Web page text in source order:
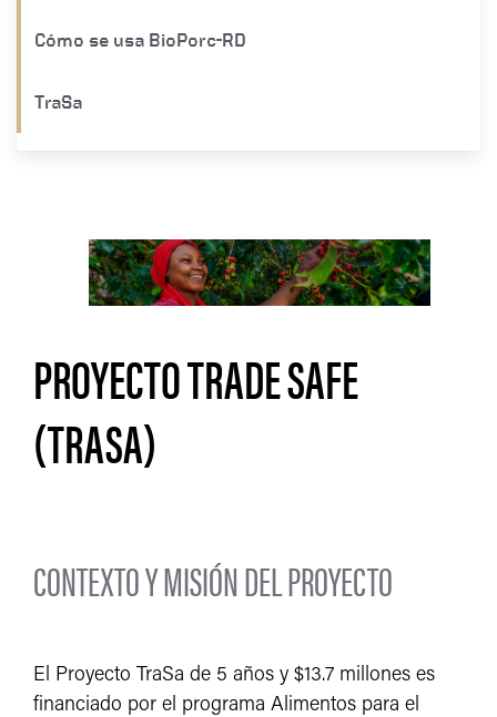
Cómo se usa BioPorc-RD
TraSa
PROYECTO TRADE SAFE
(TRASA)
CONTEXTO Y MISIÓN DEL PROYECTO
El Proyecto TraSa de 5 años y $13.7 millones es
financiado por el programa Alimentos para el